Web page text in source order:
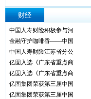
财经
中国人寿财险积极参与河
金融守护咖啡香——中国
中国人寿财险江苏省分公
亿固入选《广东省重点商
亿固入选《广东省重点商
亿固集团荣获第三届中国
亿固集团荣获第三届中国